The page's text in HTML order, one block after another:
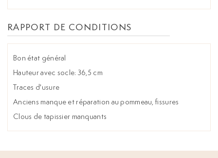
RAPPORT DE CONDITIONS
Bon état général
Hauteur avec socle: 36,5 cm
Traces d'usure
Anciens manque et réparation au pommeau, fissures
Clous de tapissier manquants